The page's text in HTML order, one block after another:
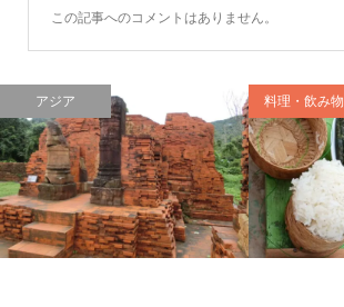
この記事へのコメントはありません。
アジア 料理・飲み物